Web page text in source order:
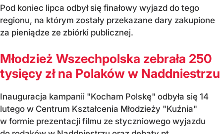
Pod koniec lipca odbył się finałowy wyjazd do tego
regionu, na którym zostały przekazane dary zakupione
za pieniądze ze zbiórki publicznej.
Młodzież Wszechpolska zebrała 250
tysięcy zł na Polaków w Naddniestrzu
Inauguracja kampanii "Kocham Polskę" odbyła się 14
lutego w Centrum Kształcenia Młodzieży "Kuźnia"
w formie prezentacji filmu ze styczniowego wyjazdu